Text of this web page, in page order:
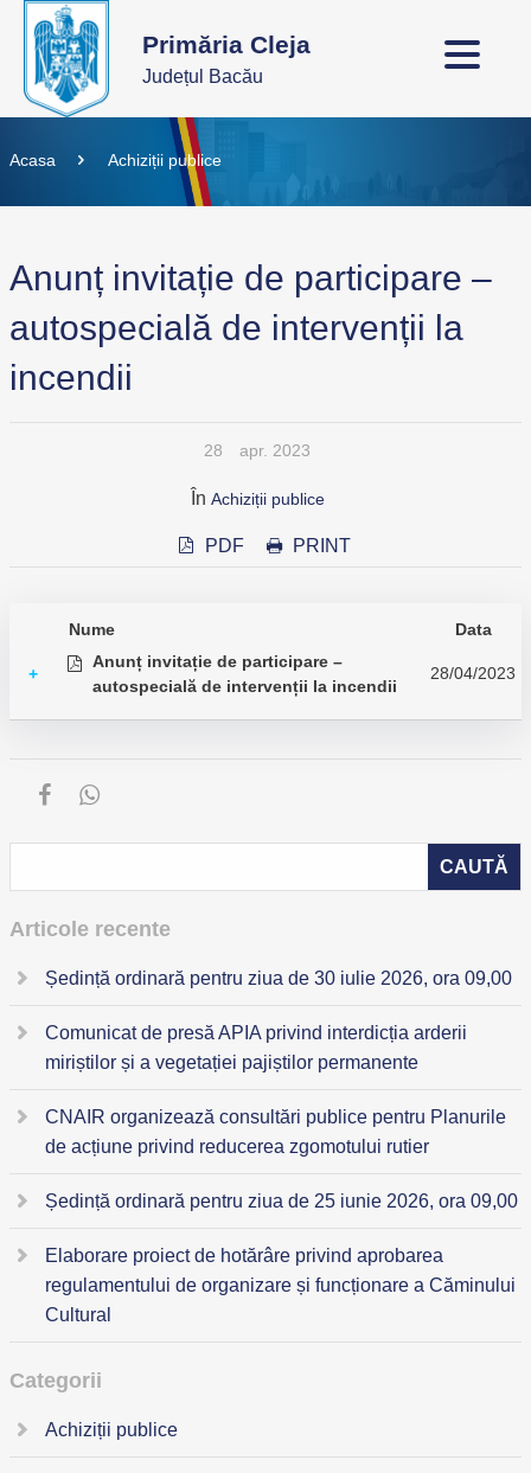
Primăria Cleja
Județul Bacău
Acasa Achiziții publice
Anunț invitație de participare –
autospecială de intervenții la
incendii
28 apr. 2023
În Achiziții publice
PDF PRINT
Nume Data
+
Anunț invitație de participare –
autospecială de intervenții la incendii
28/04/2023
Articole recente
Ședință ordinară pentru ziua de 30 iulie 2026, ora 09,00
Comunicat de presă APIA privind interdicția arderii
miriștilor și a vegetației pajiștilor permanente
CNAIR organizează consultări publice pentru Planurile
de acțiune privind reducerea zgomotului rutier
Ședință ordinară pentru ziua de 25 iunie 2026, ora 09,00
Elaborare proiect de hotărâre privind aprobarea
regulamentului de organizare și funcționare a Căminului
Cultural
Categorii
Achiziții publice